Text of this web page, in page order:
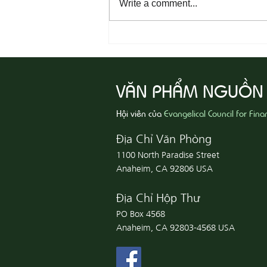
Ác
Write a comment...
VĂN PHẨM
Hội viên củaEvangelical Council for
Địa Chỉ Văn Phòng
1100 North Paradise Street
Anaheim, CA 92806 USA
Địa Chỉ Hộp Thư
PO Box 4568
Anaheim, CA 92803-4568 USA